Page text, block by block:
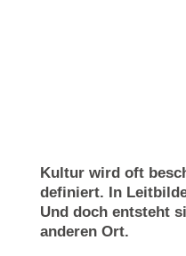
Kultur wird oft
definiert. In
Und doch entsteht
anderen Ort.